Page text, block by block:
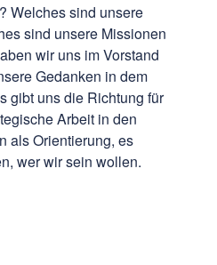
Welches sind unsere
sind unsere Missionen
wir uns im Vorstand
Gedanken in dem
gibt uns die Richtung für
Arbeit in den
als Orientierung, es
wer wir sein wollen.